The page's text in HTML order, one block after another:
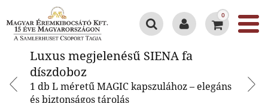
0
Luxus megjelenésű SIENA fa
díszdoboz
1 db L méretű MAGIC kapszulához – elegáns
és biztonságos tárolás
Luxus megjelenésű SIENA fa
díszdoboz